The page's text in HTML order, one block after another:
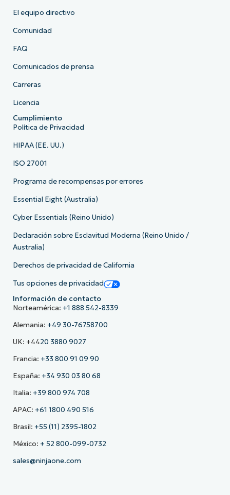
El equipo directivo
Comunidad
FAQ
Comunicados de prensa
Carreras
Licencia
Cumplimiento
Política de Privacidad
HIPAA (EE. UU.)
ISO 27001
Programa de recompensas por errores
Essential Eight (Australia)
Cyber Essentials (Reino Unido)
Declaración sobre Esclavitud Moderna (Reino Unido /
Australia)
Derechos de privacidad de California
Tus opciones de privacidad
Información de contacto
Norteamérica: +1 888 542-8339
Alemania: +49 30-76758700
UK: +4420 3880 9027
Francia: +33 800 91 09 90
España: +34 930 03 80 68
Italia: +39 800 974 708
APAC: +61 1800 490 516
Brasil: +55 (11) 2395-1802
México: + 52 800-099-0732
sales@ninjaone.com